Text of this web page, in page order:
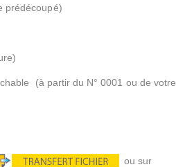
prédécoupé)
(à partir du N° 0001 ou de votre
ou sur